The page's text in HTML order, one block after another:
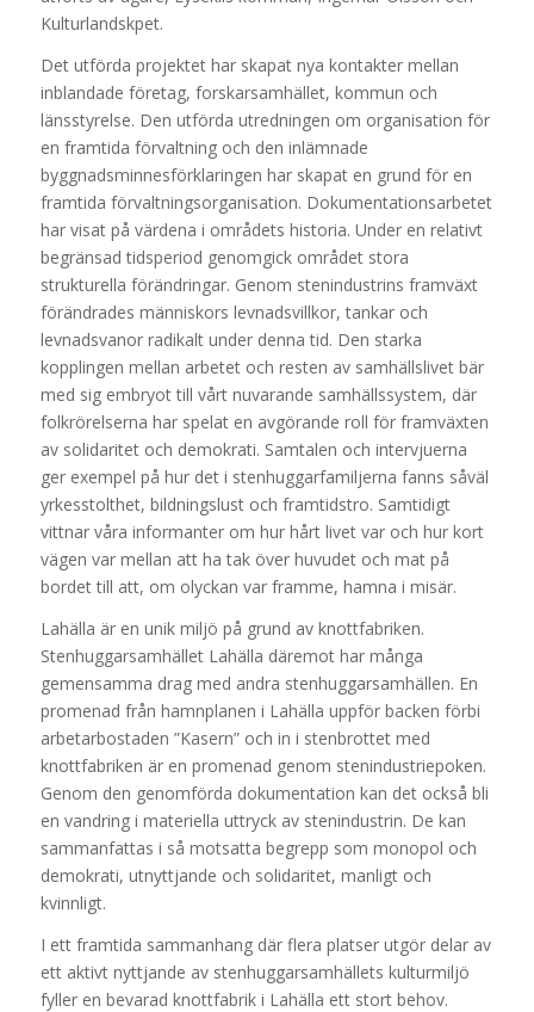
Kulturlandskpet.
Det utförda projektet har skapat nya kontakter mellan
inblandade företag, forskarsamhället, kommun och
länsstyrelse. Den utförda utredningen om organisation för
en framtida förvaltning och den inlämnade
byggnadsminnesförklaringen har skapat en grund för en
framtida förvaltningsorganisation. Dokumentationsarbetet
har visat på värdena i områdets historia. Under en relativt
begränsad tidsperiod genomgick området stora
strukturella förändringar. Genom stenindustrins framväxt
förändrades människors levnadsvillkor, tankar och
levnadsvanor radikalt under denna tid. Den starka
kopplingen mellan arbetet och resten av samhällslivet bär
med sig embryot till vårt nuvarande samhällssystem, där
folkrörelserna har spelat en avgörande roll för framväxten
av solidaritet och demokrati. Samtalen och intervjuerna
ger exempel på hur det i stenhuggarfamiljerna fanns såväl
yrkesstolthet, bildningslust och framtidstro. Samtidigt
vittnar våra informanter om hur hårt livet var och hur kort
vägen var mellan att ha tak över huvudet och mat på
bordet till att, om olyckan var framme, hamna i misär.
Lahälla är en unik miljö på grund av knottfabriken.
Stenhuggarsamhället Lahälla däremot har många
gemensamma drag med andra stenhuggarsamhällen. En
promenad från hamnplanen i Lahälla uppför backen förbi
arbetarbostaden ”Kasern” och in i stenbrottet med
knottfabriken är en promenad genom stenindustriepoken.
Genom den genomförda dokumentation kan det också bli
en vandring i materiella uttryck av stenindustrin. De kan
sammanfattas i så motsatta begrepp som monopol och
demokrati, utnyttjande och solidaritet, manligt och
kvinnligt.
I ett framtida sammanhang där flera platser utgör delar av
ett aktivt nyttjande av stenhuggarsamhällets kulturmiljö
fyller en bevarad knottfabrik i Lahälla ett stort behov.